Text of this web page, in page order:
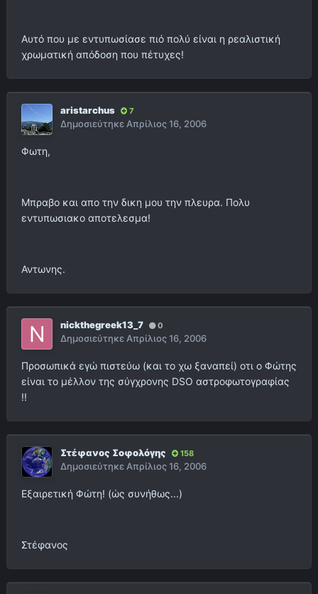
Αυτό που με εντυπωσίασε πιό πολύ είναι η ρεαλιστική
χρωματική απόδοση που πέτυχες!
aristarchus 7
ΔημοσιεύτηκεΑπρίλιος 16, 2006
Φωτη,
Μπραβο και απο την δικη μου την πλευρα. Πολυ
εντυπωσιακο αποτελεσμα!
Αντωνης.
nickthegreek13_7 0
ΔημοσιεύτηκεΑπρίλιος 16, 2006
Προσωπικά εγώ πιστεύω (και το χω ξαναπεί) οτι ο Φώτης
είναι το μέλλον της σύγχρονης DSO αστροφωτογραφίας
!!
Στέφανος Σοφολόγης 158
ΔημοσιεύτηκεΑπρίλιος 16, 2006
Εξαιρετική Φώτη! (ώς συνήθως...)
Στέφανος